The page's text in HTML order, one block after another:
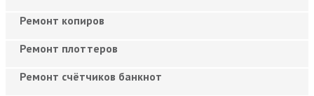
Ремонт копиров
Ремонт плоттеров
Ремонт счётчиков банкнот